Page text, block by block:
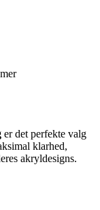
er det perfekte valg
klarhed,
akryldesigns.